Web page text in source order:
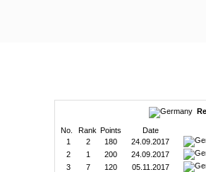
No. Rank Points
Date
1
2 180
24.09.2017
2
1 200
24.09.2017
3
7 120
05.11.2017